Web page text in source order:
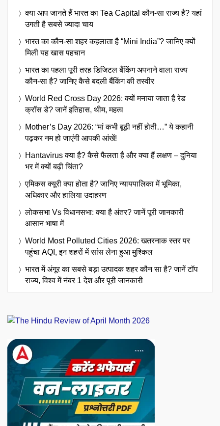
क्या आप जानते हैं भारत का Tea Capital कौन-सा राज्य है? यहां
उगती है सबसे ज्यादा चाय
भारत का कौन-सा शहर कहलाता है “Mini India”? जानिए क्यों
मिली यह खास पहचान
भारत का पहला पूरी तरह डिजिटल बैंकिंग अपनाने वाला राज्य
कौन-सा है? जानिए कैसे बदली बैंकिंग की तस्वीर
World Red Cross Day 2026: क्यों मनाया जाता है रेड
क्रॉस डे? जानें इतिहास, थीम, महत्व
Mother’s Day 2026: “मां कभी बूढ़ी नहीं होती…” ये कहानी
पढ़कर नम हो जाएंगी आपकी आंखें!
Hantavirus क्या है? कैसे फैलता है और क्या हैं लक्षण – दुनिया
भर में क्यों बढ़ी चिंता?
एमिकस क्यूरी क्या होता है? जानिए न्यायपालिका में भूमिका,
अधिकार और हालिया उदाहरण
लोकसभा Vs विधानसभा: क्या है अंतर? जानें पूरी जानकारी
आसान भाषा में
World Most Polluted Cities 2026: खतरनाक स्तर पर
पहुंचा AQI, इन शहरों में सांस लेना हुआ मुश्किल
भारत में अंगूर का सबसे बड़ा उत्पादक शहर कौन सा है? जानें टॉप
राज्य, विश्व में नंबर 1 देश और पूरी जानकारी